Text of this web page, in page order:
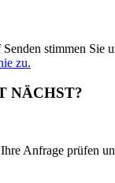
stimmen Sie
zu.
NÄCHST?
Anfrage prüfen